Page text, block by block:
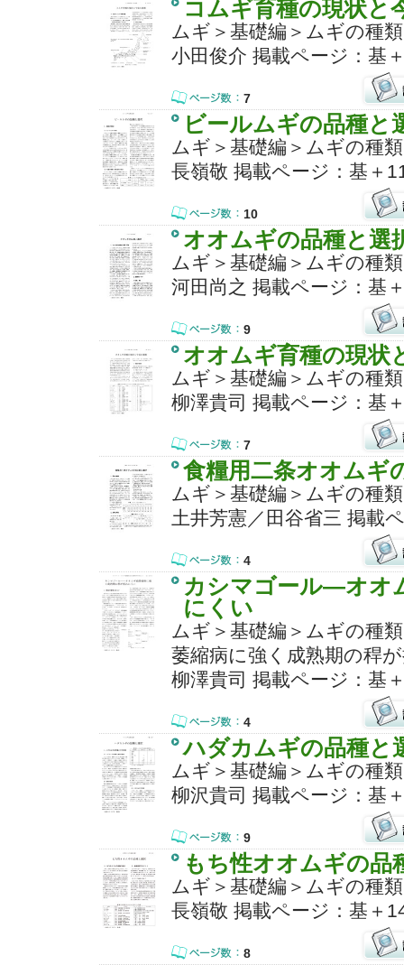
コムギ育種の現状と
ムギ＞基礎編＞ムギの種
小田俊介 掲載ページ：基
7
ビールムギの品種と
ムギ＞基礎編＞ムギの種
長嶺敬 掲載ページ：基＋
10
オオムギの品種と選
ムギ＞基礎編＞ムギの種
河田尚之 掲載ページ：基
9
オオムギ育種の現状
ムギ＞基礎編＞ムギの種
柳澤貴司 掲載ページ：基
7
食糧用二条オオムギ
ムギ＞基礎編＞ムギの種
土井芳憲／田谷省三 掲載
4
カシマゴール―オオ
にくい
ムギ＞基礎編＞ムギの種
萎縮病に強く成熟期の稈
柳澤貴司 掲載ページ：基
4
ハダカムギの品種と
ムギ＞基礎編＞ムギの種
柳沢貴司 掲載ページ：基
9
もち性オオムギの品
ムギ＞基礎編＞ムギの種
長嶺敬 掲載ページ：基＋
8